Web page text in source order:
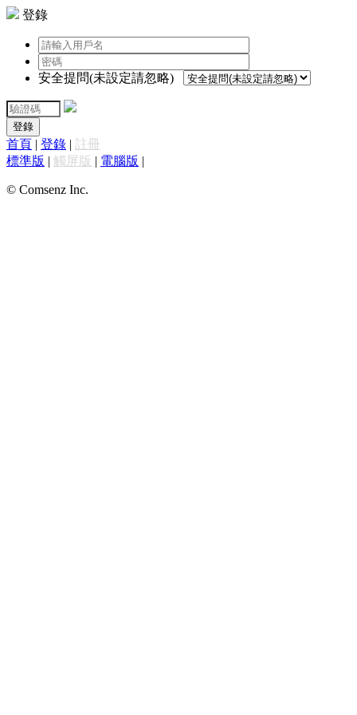
登錄
安全提問(未設定請忽略)
登錄
首頁 | 登錄 | 註冊
標準版 | 觸屏版 | 電腦版 |
© Comsenz Inc.